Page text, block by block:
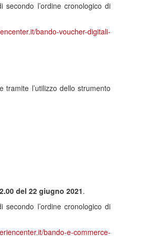
l’ordine cronologico di
bando-voucher-digitali-
l’utilizzo dello strumento
del 22 giugno 2021.
l’ordine cronologico di
bando-e-commerce-